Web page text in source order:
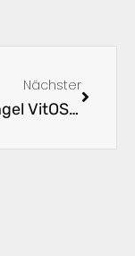
Nächster
Silent Angel VitOS Orbiter App Handbuch 2.3 – Im Menü ein-/ausblenden & Netzwerkeinstellungen